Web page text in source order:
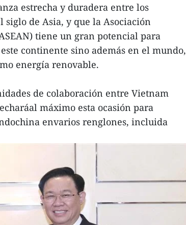
estrecha y duradera entre los
siglo de Asia, y que la Asociación
tiene un gran potencial para
continente sino además en el mundo,
energía renovable.
de colaboración entre Vietnam
máximo esta ocasión para
envarios renglones, incluida